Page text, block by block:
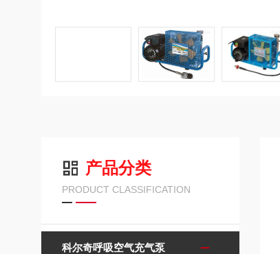
产品分类
PRODUCT CLASSIFICATION
科尔奇呼吸空气充气泵